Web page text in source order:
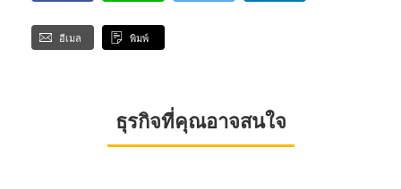
อีเมล พิมพ์
ธุรกิจที่คุณอาจสนใจ